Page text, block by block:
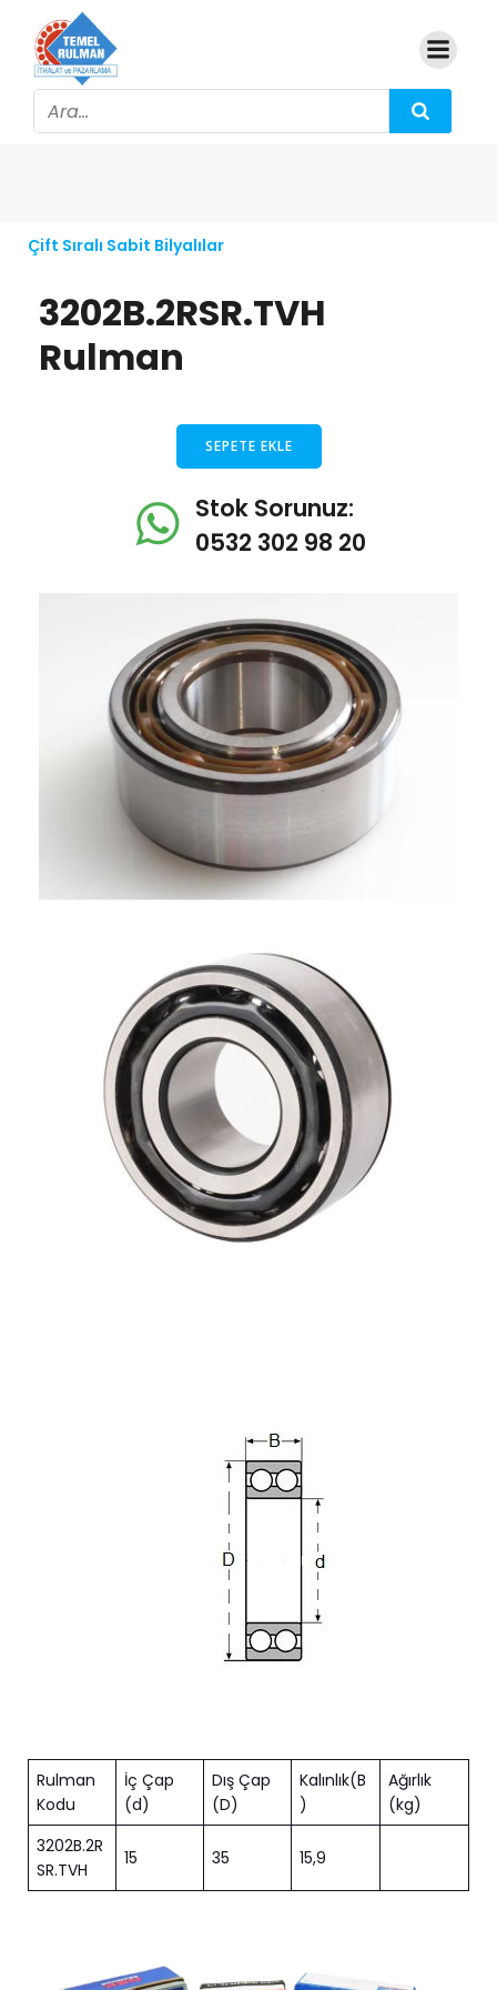
Çift Sıralı Sabit Bilyalılar
3202B.2RSR.TVH
Rulman
SEPETE EKLE
Stok Sorunuz:
0532 302 98 20
Rulman
Kodu
İç Çap
(d)
Dış Çap
(D)
Kalınlık(B
)
Ağırlık
(kg)
3202B.2R
SR.TVH
15 35 15,9